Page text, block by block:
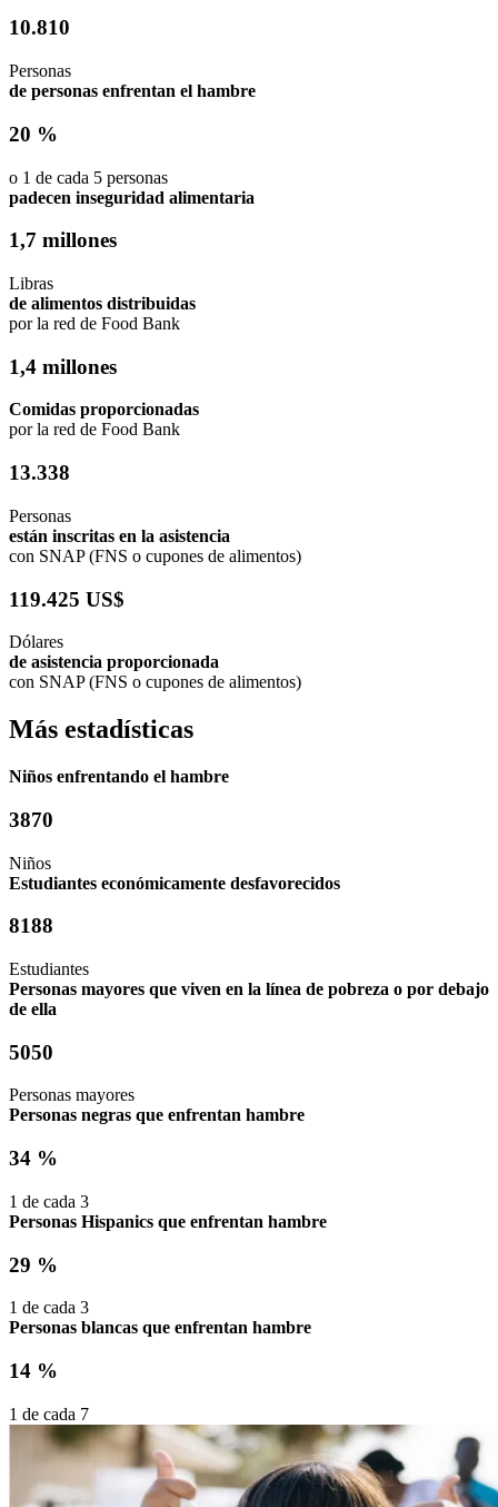
10.810
Personas
de personas enfrentan el hambre
20 %
o 1 de cada 5 personas
padecen inseguridad alimentaria
1,7 millones
Libras
de alimentos distribuidas
por la red de Food Bank
1,4 millones
Comidas proporcionadas
por la red de Food Bank
13.338
Personas
están inscritas en la asistencia
con SNAP (FNS o cupones de alimentos)
119.425 US$
Dólares
de asistencia proporcionada
con SNAP (FNS o cupones de alimentos)
Más estadísticas
Niños enfrentando el hambre
3870
Niños
Estudiantes económicamente desfavorecidos
8188
Estudiantes
Personas mayores que viven en la línea de pobreza o por debajo
de ella
5050
Personas mayores
Personas negras que enfrentan hambre
34 %
1 de cada 3
Personas Hispanics que enfrentan hambre
29 %
1 de cada 3
Personas blancas que enfrentan hambre
14 %
1 de cada 7